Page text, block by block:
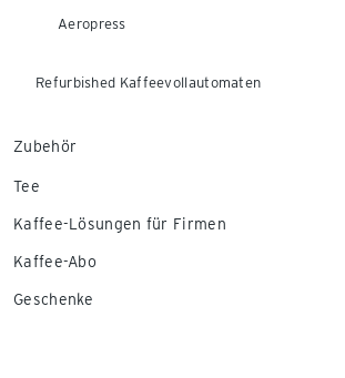
Aeropress
Refurbished Kaffeevollautomaten
Zubehör
Tee
Kaffee-Lösungen für Firmen
Kaffee-Abo
Geschenke